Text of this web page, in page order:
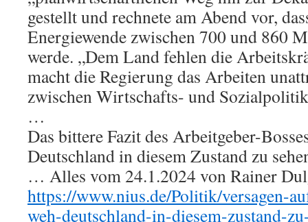
gestellt und rechnete am Abend vor,
Energiewende zwischen 700 und 860
werde. „Dem Land fehlen die
macht die Regierung das Arbeiten
zwischen Wirtschafts- und
…
Das bittere Fazit des Arbeitgeber-
Deutschland in diesem Zustand zu
… Alles vom 24.1.2024 von Rainer
https://www.nius.de/Politik/versagen-
weh-deutschland-in-diesem-zustand-